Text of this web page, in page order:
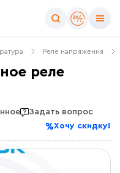
Реле напряжения
реле
Задать вопрос
Хочу скидку!